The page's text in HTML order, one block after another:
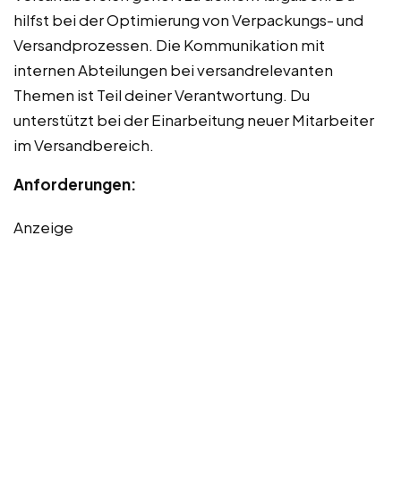
hilfst bei der Optimierung von Verpackungs- und
Versandprozessen. Die Kommunikation mit
internen Abteilungen bei versandrelevanten
Themen ist Teil deiner Verantwortung. Du
unterstützt bei der Einarbeitung neuer Mitarbeiter
im Versandbereich.
Anforderungen:
Anzeige